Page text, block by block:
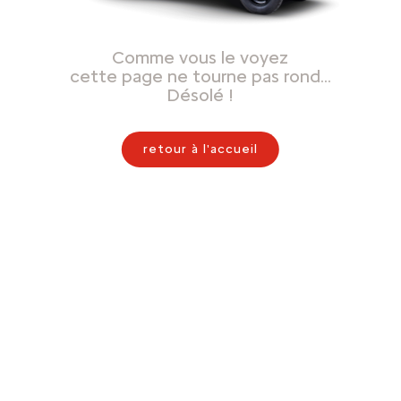
Comme vous le voyez
cette page ne tourne pas rond…
Désolé !
retour à l'accueil